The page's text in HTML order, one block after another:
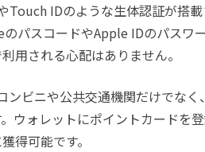
Touch IDのような生体認証が搭
パスコードやApple IDのパスワ
用される心配はありません。
ンビニや公共交通機関だけでな
ウォレットにポイントカードを
得可能です。